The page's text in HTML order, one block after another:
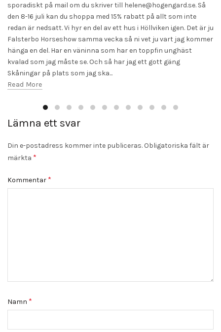
sporadiskt på mail om du skriver till helene@hogengard.se. Så
den 8-16 juli kan du shoppa med 15% rabatt på allt som inte
redan är nedsatt. Vi hyr en del av ett hus i Höllviken igen. Det är ju
Falsterbo Horseshow samma vecka så ni vet ju vart jag kommer
hänga en del. Har en väninna som har en toppfin unghäst
kvalad som jag måste se. Och så har jag ett gott gäng
Skåningar på plats som jag ska...
Read More
Lämna ett svar
Din e-postadress kommer inte publiceras. Obligatoriska fält är
märkta *
Kommentar *
Namn *